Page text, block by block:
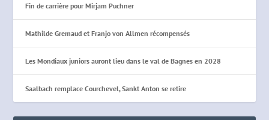
Fin de carrière pour Mirjam Puchner
Mathilde Gremaud et Franjo von Allmen récompensés
Les Mondiaux juniors auront lieu dans le val de Bagnes en 2028
Saalbach remplace Courchevel, Sankt Anton se retire